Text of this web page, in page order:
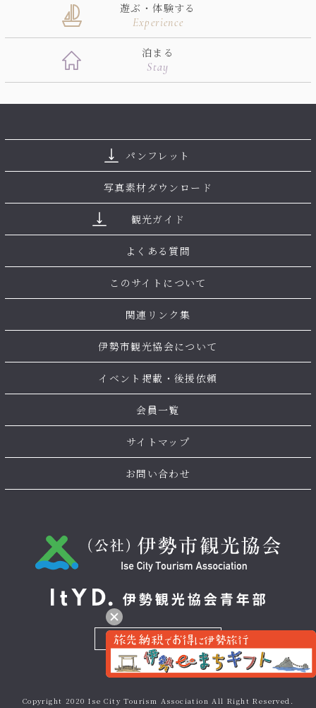
遊ぶ・体験する
Experience
泊まる
Stay
パンフレット
写真素材ダウンロード
観光ガイド
よくある質問
このサイトについて
関連リンク集
伊勢市観光協会について
イベント掲載・後援依頼
会員一覧
サイトマップ
お問い合わせ
お問い合わせ
Copyright 2020 Ise City Tourism Association All Right Reserved.